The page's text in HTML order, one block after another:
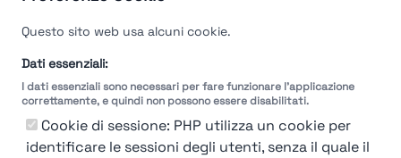
Questo sito web usa alcuni cookie.
Dati essenziali:
I dati essenziali sono necessari per fare funzionare l'applicazione
correttamente, e quindi non possono essere disabilitati.
Cookie di sessione: PHP utilizza un cookie per
identificare le sessioni degli utenti, senza il quale il